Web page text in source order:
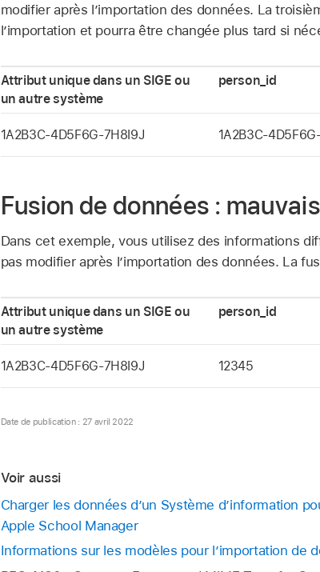
modifier après l’importation des données. La
l’importation et pourra être changée plus tard si
Attribut unique dans un SIGE ou
un autre système
person_id
1A2B3C-4D5F6G-7H8I9J 1A2B3C-
Fusion de données :
Dans cet exemple, vous utilisez des informations
pas modifier après l’importation des données. La
Attribut unique dans un SIGE ou
un autre système
person_id
1A2B3C-4D5F6G-7H8I9J 12345
Date de publication : 27 avril 2022
Voir aussi
Charger les données d’un Système d’information
Apple School Manager
Informations sur les modèles pour l’importation de